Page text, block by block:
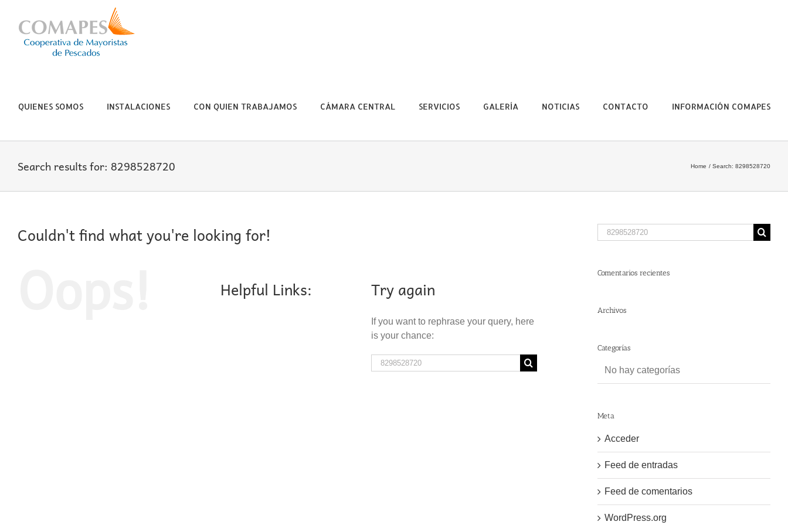
content
QUIENES SOMOS INSTALACIONES CON QUIEN TRABAJAMOS CÁMARA CENTRAL SERVICIOS GALERÍA NOTICIAS CONTACTO INFORMACIÓN COMAPES
Search results for: 8298528720 Home Search: 8298528720
Couldn't find what you're looking for!
Helpful Links: Try again
If you want to rephrase your query, here
is your chance:
Search
for:
Search
for:
Comentarios recientes
Archivos
Categorías
No hay categorías
Meta
Acceder
Feed de entradas
Feed de comentarios
WordPress.org